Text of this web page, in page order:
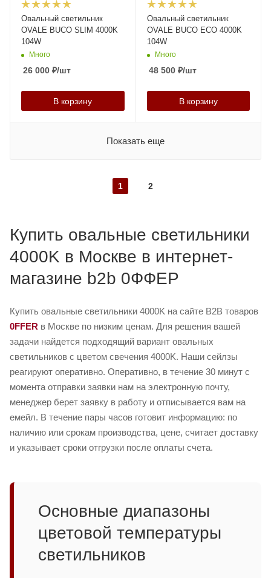
Овальный светильник
OVALE BUCO SLIM 4000K
104W
Много
26 000 ₽/шт
В корзину
Овальный светильник
OVALE BUCO ECO 4000K
104W
Много
48 500₽/шт
В корзину
Показать еще
1 2
Купить овальные светильники
4000K в Москве в интернет-
магазине b2b 0ФФЕР
Купить овальные светильники 4000K на сайте B2B товаров
0FFER в Москве по низким ценам. Для решения вашей
задачи найдется подходящий вариант овальных
светильников с цветом свечения 4000K. Наши сейлзы
реагируют оперативно. Оперативно, в течение 30 минут с
момента отправки заявки нам на электронную почту,
менеджер берет заявку в работу и отписывается вам на
емейл. В течение пары часов готовит информацию: по
наличию или срокам производства, цене, считает доставку
и указывает сроки отгрузки после оплаты счета.
Основные диапазоны
цветовой температуры
светильников